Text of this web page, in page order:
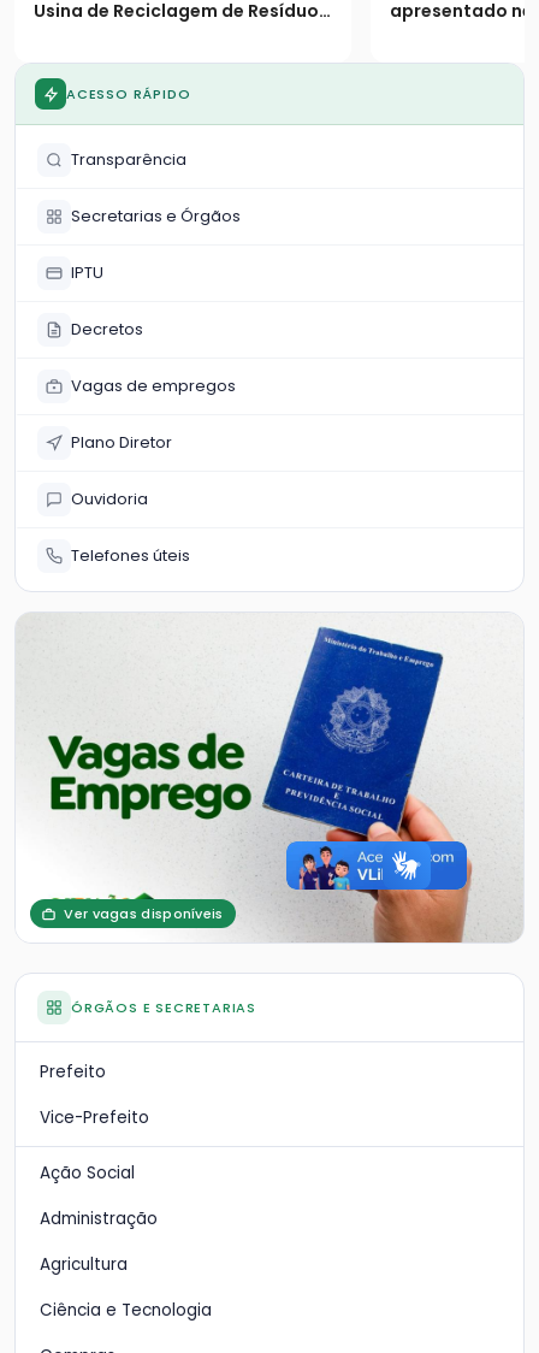
Usina de Reciclagem de Resíduos
apresentado
atividades da
ACESSO RÁPIDO
Transparência
Secretarias e Órgãos
IPTU
Decretos
Vagas de empregos
Plano Diretor
Ouvidoria
Telefones úteis
Ver vagas disponíveis
ÓRGÃOS E SECRETARIAS
Prefeito
Vice-Prefeito
Ação Social
Administração
Agricultura
Ciência e Tecnologia